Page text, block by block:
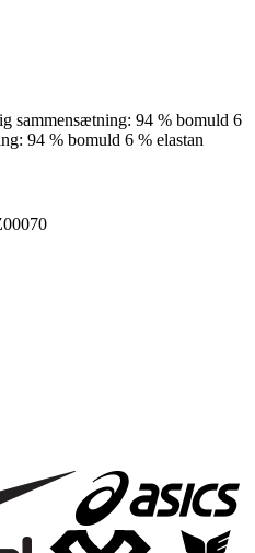
sammensætning: 94 % bomuld 6
94 % bomuld 6 % elastan